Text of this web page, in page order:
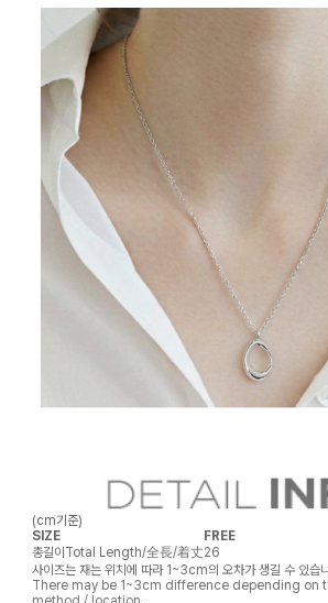
(cm기준)
SIZE
FREE
총길이Total Length/全長/着丈26
사이즈는 재는 위치에 따라 1~3cm의 오차가 생길 수 있습
There may be 1~3cm difference depending on